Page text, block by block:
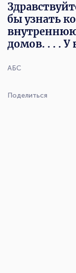
АБС
бы узнать
домов. . . . У
Поделиться